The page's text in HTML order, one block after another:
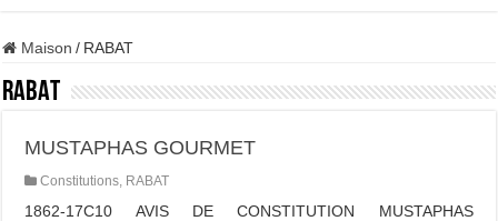
Maison / RABAT
RABAT
MUSTAPHAS GOURMET
Constitutions, RABAT
1862-17C10 AVIS DE CONSTITUTION MUSTAPHAS